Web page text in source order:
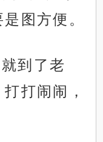
图方便。
到了老
打闹闹，